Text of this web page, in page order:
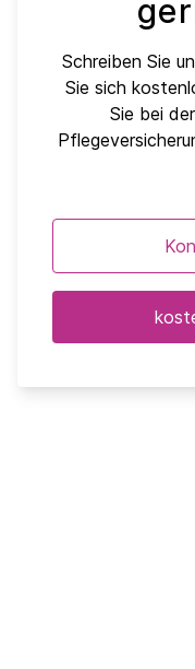
Schreiben Sie
Sie sich
Sie bei